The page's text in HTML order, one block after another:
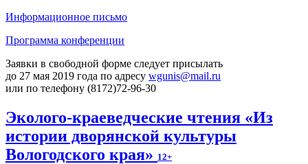
Информационное письмо
Программа конференции
Заявки в свободной форме следует присылать
до 27 мая 2019 года по адресу wgunis@mail.ru
или по телефону (8172)72-96-30
Эколого-краеведческие чтения «Из
истории дворянской культуры
Вологодского края» 12+